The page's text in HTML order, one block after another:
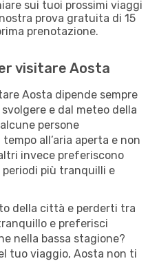
sui tuoi prossimi viaggi
prova gratuita di 15
prenotazione.
visitare Aosta
Aosta dipende sempre
e dal meteo della
persone
all’aria aperta e non
invece preferiscono
più tranquilli e
della città e perderti tra
e preferisci
nella bassa stagione?
tuo viaggio, Aosta non ti